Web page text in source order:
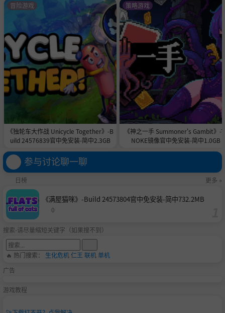
《独轮车大作战 Unicycle Together》-B
uild 24576839官中免安装-简中2.3GB
冒险游戏
《神之一手 Summoner's Gambit》-
NOKE镜像官中免安装-简中1.0GB
策略游戏
参与讨论聊一聊
日榜 更多 »
《满屋猫咪》-Build 24573804官中免安装-简中732.2MB
0
搜索-请尽量缩短关键字（如果搜不到）
🔥 热门搜索： 生化危机仁王 联机单机
广告
游戏教程